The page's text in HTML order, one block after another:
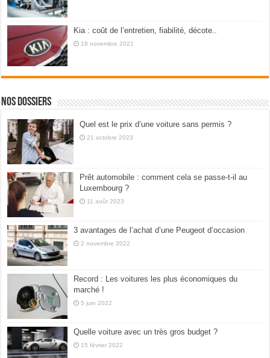
Kia : coût de l’entretien, fiabilité, décote..
18 novembre 2021
Nos dossiers
Quel est le prix d’une voiture sans permis ?
21 octobre 2023
Prêt automobile : comment cela se passe-t-il au
Luxembourg ?
11 août 2023
3 avantages de l’achat d’une Peugeot d’occasion
2 novembre 2022
Record : Les voitures les plus économiques du
marché !
5 juin 2022
Quelle voiture avec un très gros budget ?
15 février 2022